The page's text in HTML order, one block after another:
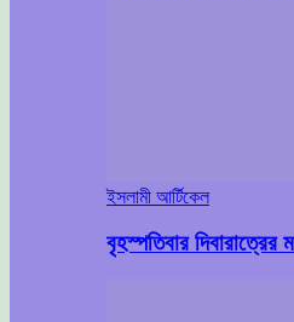
ইসলামী আর্টিকেল
বৃহস্পতিবার দিবারাত্রের